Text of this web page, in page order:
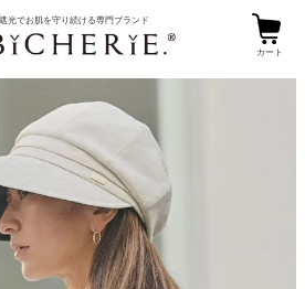
光でお肌を守り続ける専門ブランド
カート